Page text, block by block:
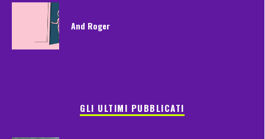
And Roger
GLI ULTIMI PUBBLICATI